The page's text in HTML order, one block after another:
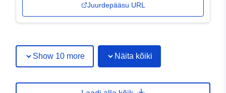
Juurdepääsu URL
Show 10 more Näita kõiki